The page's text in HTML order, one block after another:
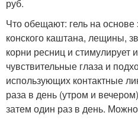
руб.
Что обещают: гель на основе
конского каштана, лещины,
корни ресниц и стимулирует
чувствительные глаза и
использующих контактные
раза в день (утром и
затем один раз в день.